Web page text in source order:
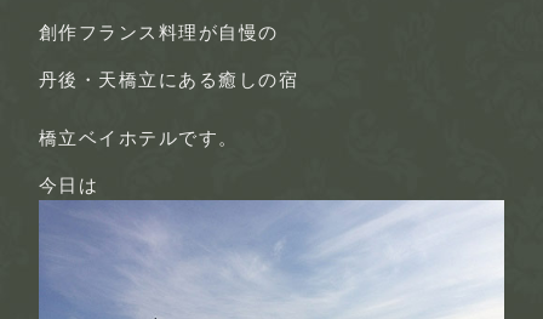
創作フランス料理 が自慢の
丹後・天橋立にある癒しの宿
橋立ベイホテルです。
今日は